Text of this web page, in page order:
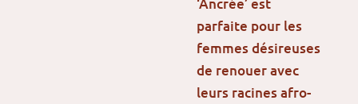
parfaite pour les
femmes désireuses
de renouer avec
leurs racines afro-